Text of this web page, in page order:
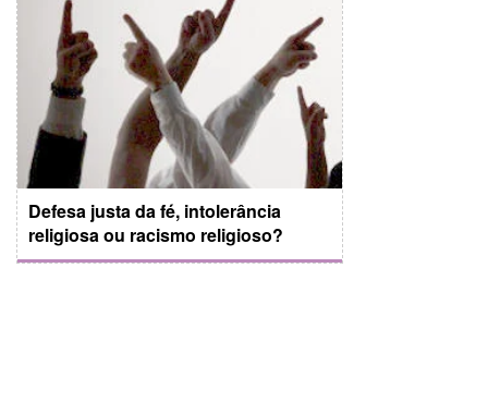
Defesa justa da fé, intolerância
religiosa ou racismo religioso?